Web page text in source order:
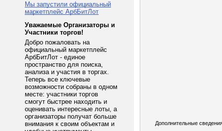
Мы запустили официальный
маркетплейс АрбБитЛот
Уважаемые Организаторы и
Участники торгов!
Добро пожаловать на
официальный маркетплейс
АрбБитЛот - единое
пространство для поиска,
анализа и участия в торгах.
Теперь все ключевые
возможности собраны в одном
месте: участники торгов
смогут быстрее находить и
оценивать интересные лоты, а
организаторы получат больше
внимания к своим объектам и
Дополнительные